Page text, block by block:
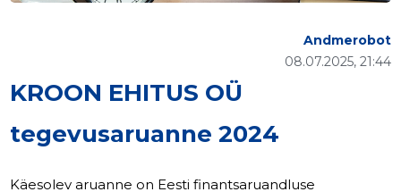
KROON EHITUS OÜ
tegevusaruanne 2024
08.07.2025, 21:44
Andmerobot
Käesolev aruanne on Eesti finantsaruandluse